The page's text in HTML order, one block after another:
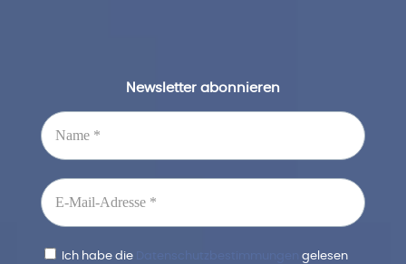
Newsletter abonnieren
Ich habe die
gelesen